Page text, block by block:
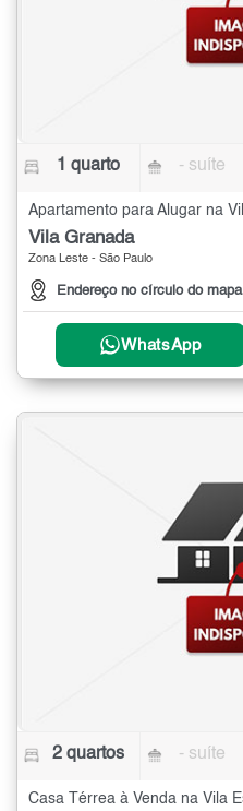
1 quarto - suíte
Apartamento para Alugar na
Vila Granada
Zona Leste - São Paulo
Endereço no círculo do mapa
WhatsApp
2 quartos - suíte
Casa Térrea à Venda na Vila